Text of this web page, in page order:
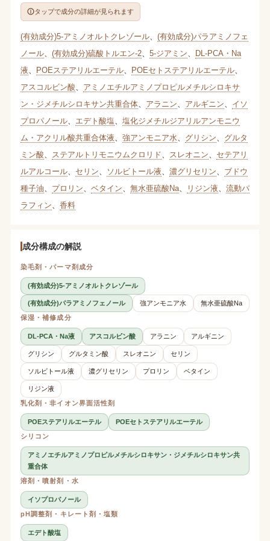
タップで成分の詳細が見られます
(有効成分)5-アミノオルトクレゾール、 (有効成分)パラアミノフェ
ノール、 (有効成分)硫酸トルエン-2、 5-ジアミン
DL‐PCA・Na
液
POEステアリルエーテル、 POEセトステアリルエーテル、
アスコルビン酸
アミノエチルアミノプロピルメチルシロキサ
ン・ジメチルシロキサン共重合体、 アラニン アルギニン
イソ
プロパノール、 エデト酸塩
塩化ジメチルジアリルアンモニウ
ム・アクリル酸共重合体液
強アンモニア水 グリシン
グルタ
ミン酸
ステアルトリモニウムクロリド スレオニン
セテアリ
ルアルコール、 セリン ソルビトール液 濃グリセリン
ブドウ
種子油
プロリン ベタイン 無水亜硫酸Na、 リジン液
流動パ
ラフィン
香料
成分構成の解説
染毛剤・パーマ剤成分
(有効成分)5-アミノオルトクレゾール
(有効成分)パラアミノフェノール 強アンモニア水
無水亜硫酸Na
保湿・補修成分
DL-PCA・Na液 アスコルビン酸 アラニン アルギニン
グリシン グルタミン酸 スレオニン セリン
ソルビトール液 濃グリセリン プロリン ベタイン
リジン液
乳化剤・非イオン界面活性剤
POEステアリルエーテル
POEセトステアリルエーテル
シリコン
アミノエチルアミノプロピルメチルシロキサン・ジメチルシロキサン共
重合体
溶剤・噴射剤・水
イソプロパノール
pH調整剤・キレート剤・塩類
エデト酸塩